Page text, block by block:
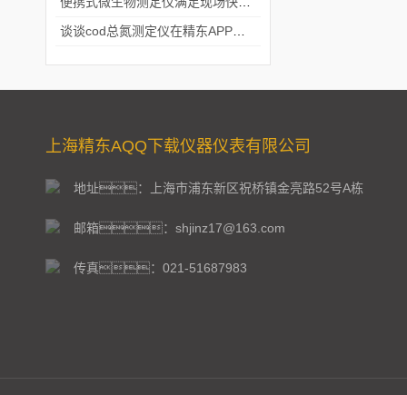
上海精东AQQ下载仪器仪表有限公司
地址：上海市浦东新区祝桥镇金亮路52号A栋
邮箱：shjinz17@163.com
传真：021-51687983